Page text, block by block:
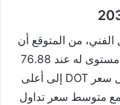
الفني، من المتوقع أن
يصل سعر بولكادوت إلى أدنى مستوى له عند 76.88
دولارًا في عام 2032. وقد يصل سعر DOT إلى أعلى
94.55 دولارًا، مع متوسط ​​سعر تداول